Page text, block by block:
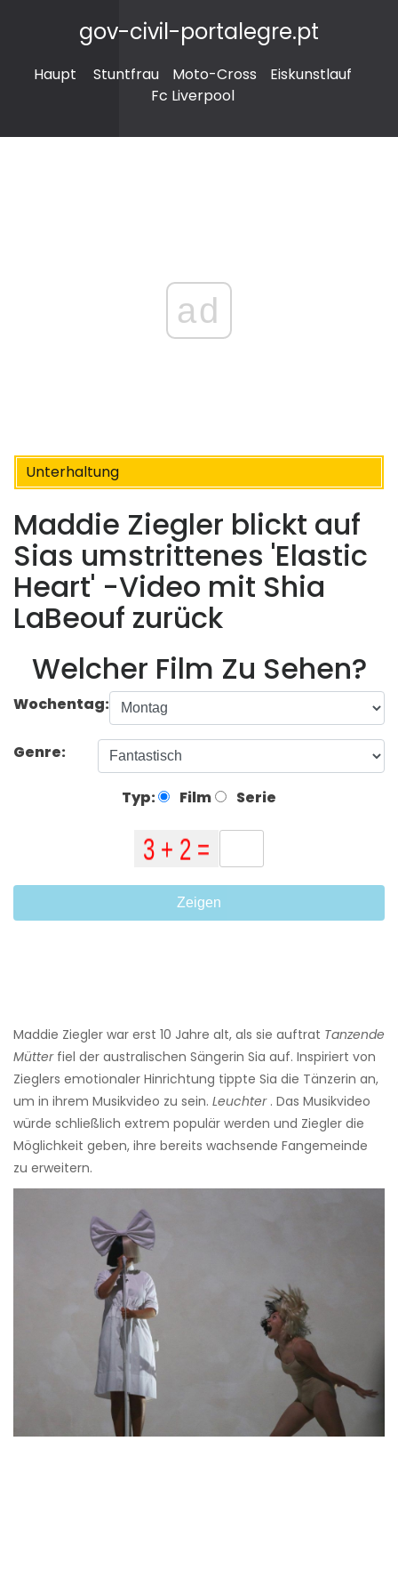
gov-civil-portalegre.pt
Haupt Stuntfrau Moto-Cross
Eiskunstlauf
Fc Liverpool
ad
Unterhaltung
Maddie Ziegler blickt auf
Sias umstrittenes 'Elastic
Heart' -Video mit Shia
LaBeouf zurück
Welcher Film Zu Sehen?
Wochentag:
Genre:
Typ: Film Serie
Zeigen
Maddie Ziegler war erst 10 Jahre alt, als sie auftrat Tanzende
Mütterfiel der australischen Sängerin Sia auf. Inspiriert von
Zieglers emotionaler Hinrichtung tippte Sia die Tänzerin an,
um in ihrem Musikvideo zu sein. Leuchter. Das Musikvideo
würde schließlich extrem populär werden und Ziegler die
Möglichkeit geben, ihre bereits wachsende Fangemeinde
zu erweitern.